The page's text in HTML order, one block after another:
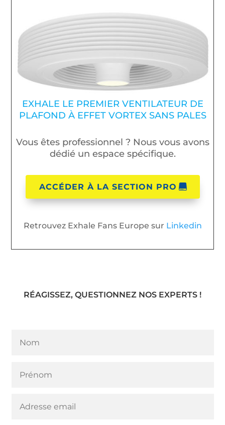
EXHALE LE PREMIER VENTILATEUR DE
PLAFOND À EFFET VORTEX SANS PALES
Vous êtes professionnel ? Nous vous avons
dédié un espace spécifique.
ACCÉDER À LA SECTION PRO
Retrouvez Exhale Fans Europe sur Linkedin
RÉAGISSEZ, QUESTIONNEZ NOS EXPERTS !